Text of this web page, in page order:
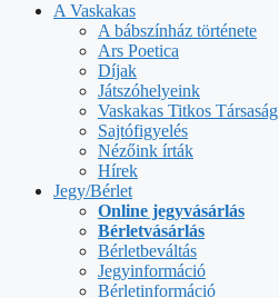
A Vaskakas
A bábszínház története
Ars Poetica
Díjak
Játszóhelyeink
Vaskakas Titkos Társaság
Sajtófigyelés
Nézőink írták
Hírek
Jegy/Bérlet
Online jegyvásárlás
Bérletvásárlás
Bérletbeváltás
Jegyinformáció
Bérletinformáció